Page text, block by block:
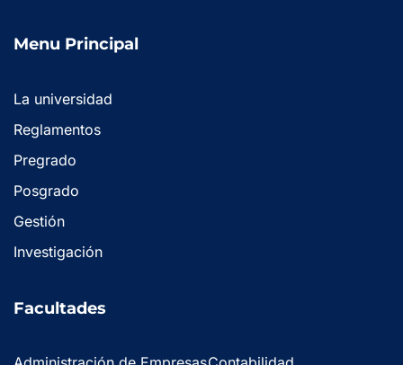
Menu Principal
La universidad
Reglamentos
Pregrado
Posgrado
Gestión
Investigación
Facultades